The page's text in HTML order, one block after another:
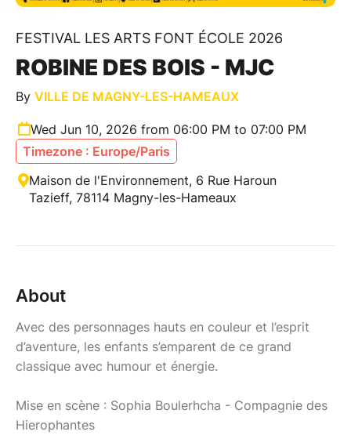
FESTIVAL LES ARTS FONT ÉCOLE 2026
ROBINE DES BOIS - MJC
By VILLE DE MAGNY-LES-HAMEAUX
Wed Jun 10, 2026 from 06:00 PM to 07:00 PM
Timezone : Europe/Paris
Maison de l'Environnement, 6 Rue Haroun
Tazieff, 78114 Magny-les-Hameaux
About
Avec des personnages hauts en couleur et l’esprit
d’aventure, les enfants s’emparent de ce grand
classique avec humour et énergie.
Mise en scène : Sophia Boulerhcha - Compagnie des
Hierophantes